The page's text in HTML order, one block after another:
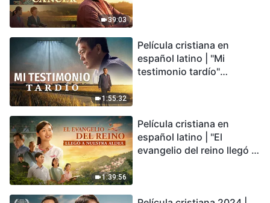
39:03
1:55:32
Película cristiana en
español latino | "Mi
testimonio tardío"
conmovedor
1:39:56
Película cristiana en
español latino | "El
evangelio del reino llegó a